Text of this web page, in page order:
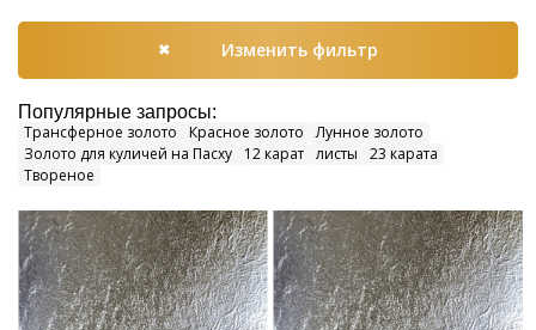
Изменить фильтр
Популярные запросы:
Трансферное золото
Красное золото
Лунное золото
Золото для куличей на Пасху
12 карат листы
23 карата
Твореное